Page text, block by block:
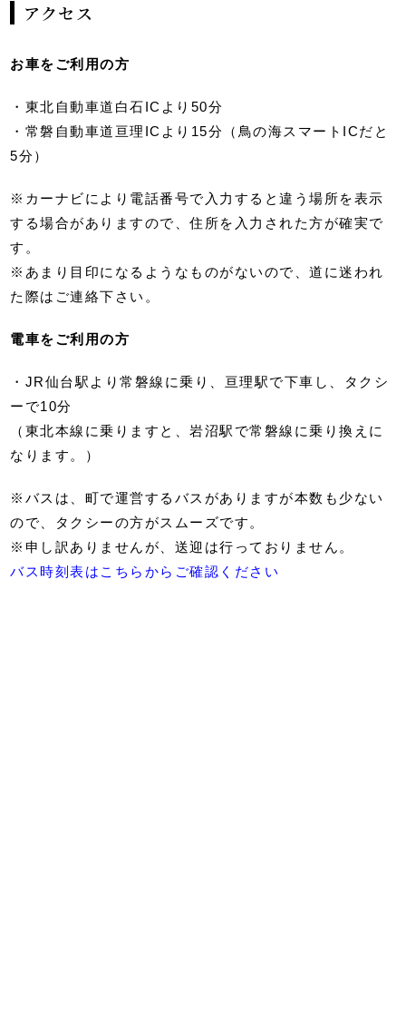
アクセス
お車をご利用の方
・東北自動車道白石ICより50分
・常磐自動車道亘理ICより15分（鳥の海スマートICだと
5分）
※カーナビにより電話番号で入力すると違う場所を表示
する場合がありますので、住所を入力された方が確実で
す。
※あまり目印になるようなものがないので、道に迷われ
た際はご連絡下さい。
電車をご利用の方
・JR仙台駅より常磐線に乗り、亘理駅で下車し、タクシ
ーで10分
（東北本線に乗りますと、岩沼駅で常磐線に乗り換えに
なります。）
※バスは、町で運営するバスがありますが本数も少ない
ので、タクシーの方がスムーズです。
※申し訳ありませんが、送迎は行っておりません。
バス時刻表はこちらからご確認ください